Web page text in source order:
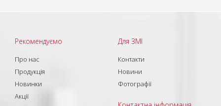
Рекомендуємо
Про нас
Продукція
Новинки
Акції
Для ЗМІ
Контакти
Новини
Фотографії